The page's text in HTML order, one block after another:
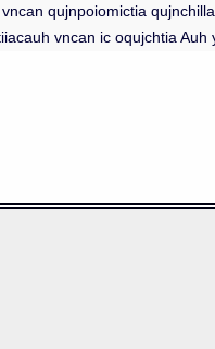
qujnpoiomictia
vncan ic oqujchtia